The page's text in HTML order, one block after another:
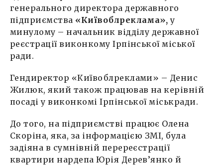
генерального директора державного
підприємства «Київоблреклама»,у
минулому – начальник відділу державної
реєстрації виконкому Ірпінської міської
ради.
Гендиректор «Київоблреклами» – Денис
Жилюк, який також працював на керівній
посаді у виконкомі Ірпінської міськради.
До того, на підприємстві працює Олена
Скоріна, яка, за інформацією ЗМІ, була
задіяна в сумнівній перереєстрації
квартири нардепа Юрія Дерев’янко й